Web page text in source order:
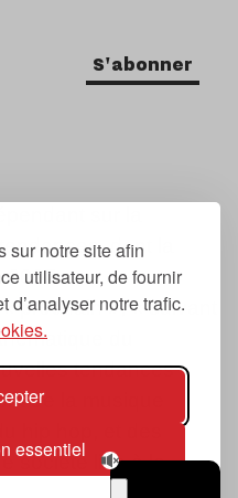
sur notre site afin
utilisateur, de fournir
d’analyser notre trafic.
essentiel
S'abonner
sur la
dont la
2007.
prochain », « suivant
du
tendances
de la musique
hip hop, et des
société liés à la